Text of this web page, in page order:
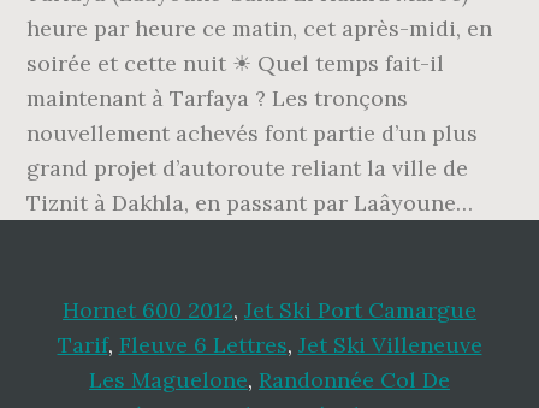
Hornet 600 2012, Jet Ski Port Camargue
Tarif, Fleuve 6 Lettres, Jet Ski Villeneuve
Les Maguelone, Randonnée Col De